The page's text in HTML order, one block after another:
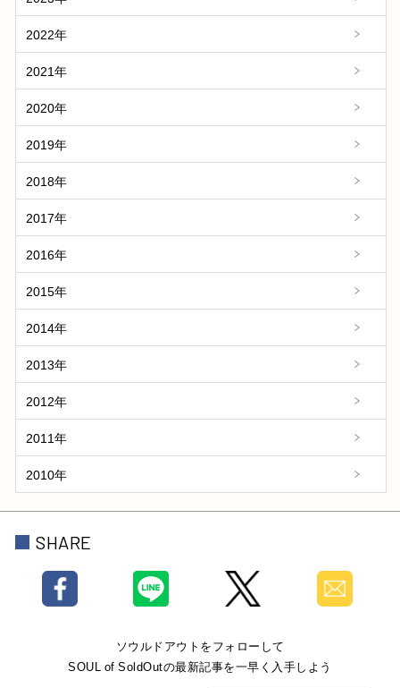
2022年
2021年
2020年
2019年
2018年
2017年
2016年
2015年
2014年
2013年
2012年
2011年
2010年
SHARE
ソウルドアウトをフォローして
SOUL of SoldOutの最新記事を一早く入手しよう